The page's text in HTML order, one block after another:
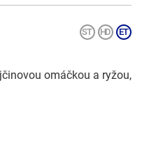
omáčkou a ryžou,